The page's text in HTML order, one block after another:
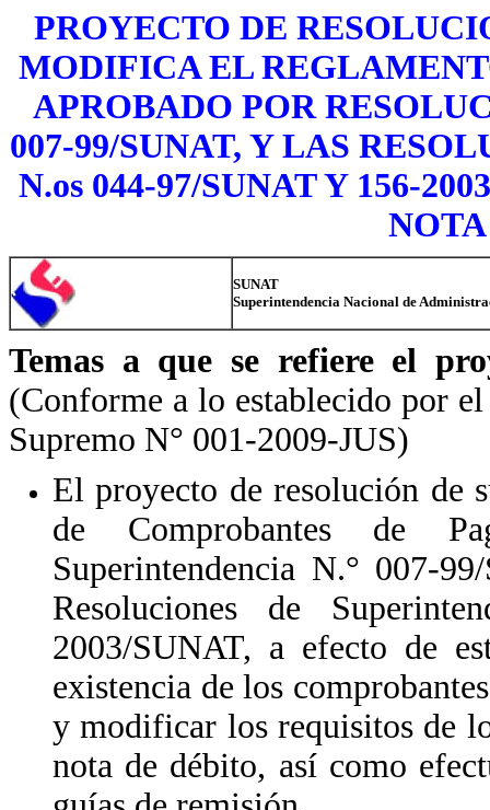
PROYECTO DE
MODIFICA EL
APROBADO POR
007-99/SUNAT, Y LAS
N.os 044-97/SUNAT Y 156-
SUNAT
Superintendencia Nacional de
Temas a que se refiere el
(Conforme a lo establecido por
Supremo N° 001-2009-JUS)
El proyecto de resolución de
de Comprobantes de
Superintendencia N.° 007-
Resoluciones de
2003/SUNAT, a efecto de
existencia de los
y modificar los requisitos de
nota de débito, así como